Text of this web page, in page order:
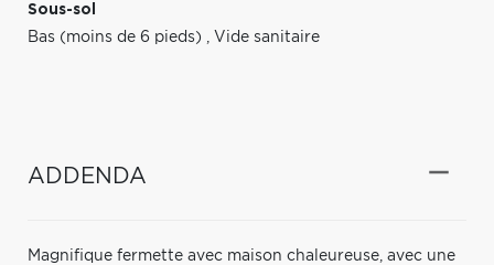
Sous-sol
Bas (moins de 6 pieds) , Vide sanitaire
ADDENDA
Magnifique fermette avec maison chaleureuse, avec une